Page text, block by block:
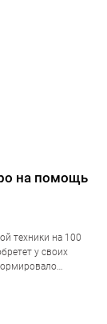
на помощь
техники на 100
у своих